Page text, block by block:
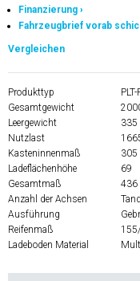
Finanzierung ›
Fahrzeugbrief vorab
Vergleichen
Produkttyp
Gesamtgewicht
Leergewicht
335
Nutzlast
Kasteninnenmaß
305
Ladeflächenhöhe
69
Gesamtmaß
436
Anzahl der Achsen
Ausführung
Reifenmaß
Ladeboden Material